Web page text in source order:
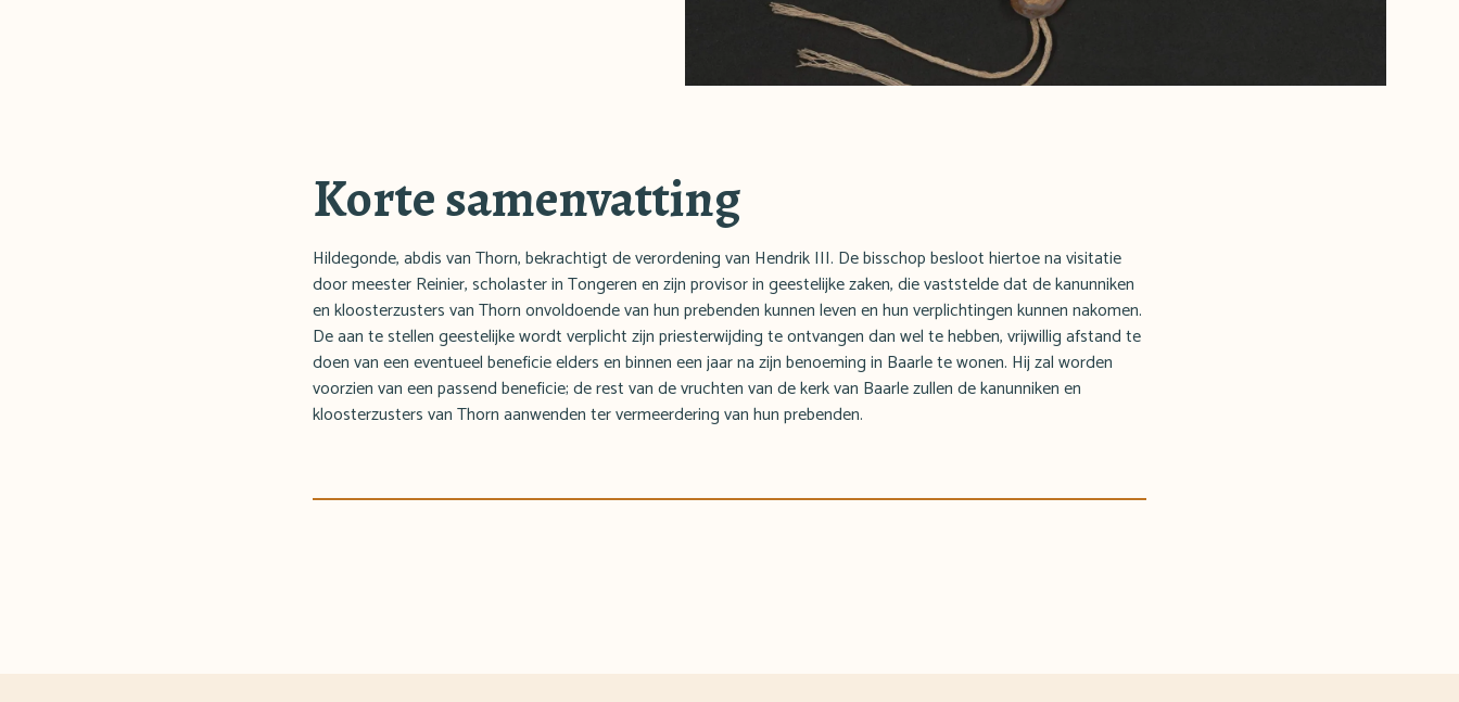
Korte samenvatting
Hildegonde, abdis van Thorn, bekrachtigt de verordening van Hendrik III. De bisschop besloot hiertoe na visitatie
door meester Reinier, scholaster in Tongeren en zijn provisor in geestelijke zaken, die vaststelde dat de kanunniken
en kloosterzusters van Thorn onvoldoende van hun prebenden kunnen leven en hun verplichtingen kunnen nakomen.
De aan te stellen geestelijke wordt verplicht zijn priesterwijding te ontvangen dan wel te hebben, vrijwillig afstand te
doen van een eventueel beneficie elders en binnen een jaar na zijn benoeming in Baarle te wonen. Hij zal worden
voorzien van een passend beneficie; de rest van de vruchten van de kerk van Baarle zullen de kanunniken en
kloosterzusters van Thorn aanwenden ter vermeerdering van hun prebenden.